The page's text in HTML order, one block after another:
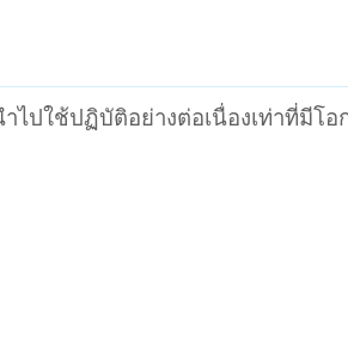
ปใช้ปฏิบัติอย่างต่อเนื่องเท่าที่มีโอ